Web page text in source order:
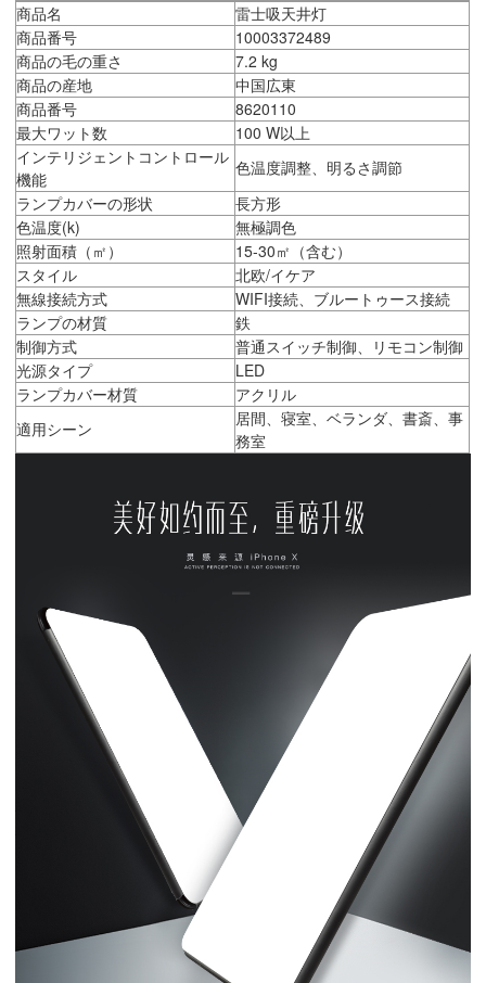
商品名
雷士吸天井灯
商品番号
10003372489
商品の毛の重さ
7.2 kg
商品の産地
中国広東
商品番号
8620110
最大ワット数
100 W以上
インテリジェントコントロール
機能
色温度調整、明るさ調節
ランプカバーの形状
長方形
色温度(k)
無極調色
照射面積（㎡）
15-30㎡（含む）
スタイル
北欧/イケア
無線接続方式
WIFI接続、ブルートゥース接続
ランプの材質
鉄
制御方式
普通スイッチ制御、リモコン制御
光源タイプ
LED
ランプカバー材質
アクリル
適用シーン
居間、寝室、ベランダ、書斎、事
務室